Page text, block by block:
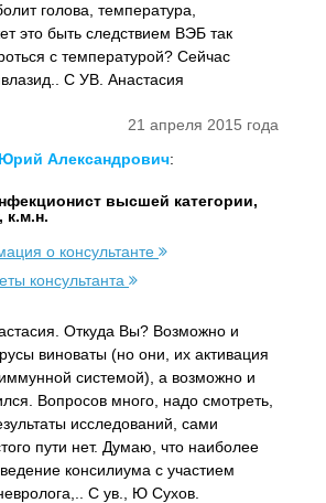
голова, температура,
это быть следствием ВЭБ так
с температурой? Сейчас
С УВ. Анастасия
21 апреля 2015 года
Александрович:
высшей категории,
к.м.н.
о консультанте
консультанта
Откуда Вы? Возможно и
виноваты (но они, их активация
иммунной системой), а возможно и
Вопросов много, надо смотреть,
исследований, сами
пути нет. Думаю, что наиболее
консилиума с участием
С ув., Ю Сухов.